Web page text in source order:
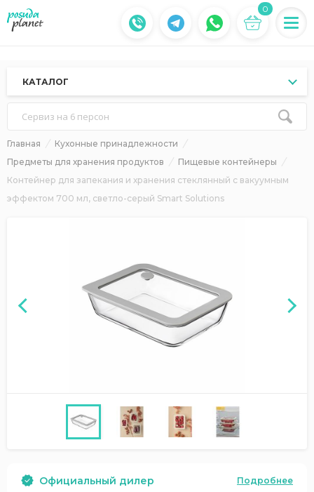
0
КАТАЛОГ
Сервиз на 6 персон
Главная
Кухонные принадлежности
Предметы для хранения продуктов
Пищевые контейнеры
Контейнер для запекания и хранения стеклянный с вакуумным
эффектом 700 мл, светло-серый Smart Solutions
Официальный дилер Подробнее